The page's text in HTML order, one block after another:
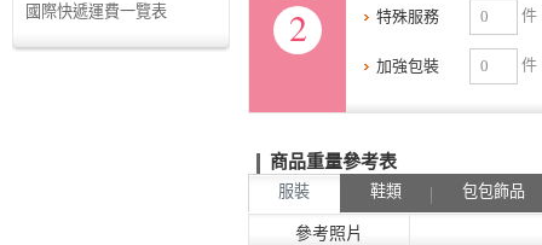
國際快遞運費一覽表 2 特殊服務 件
加強包裝 件
商品重量參考表
服裝 鞋類 包包飾品
參考照片